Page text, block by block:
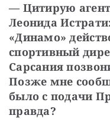
— Цитирую
Леонида
«Динамо»
спортивный
Сарсания
Позже мне
было с подачи
правда?